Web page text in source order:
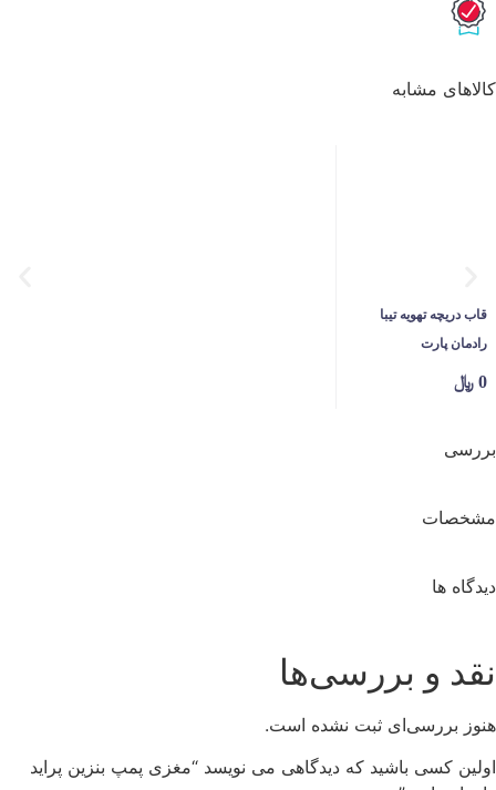
کالاهای مشابه
0 ﷼
قاب دریچه تهویه تیبا
رادمان پارت
بررسی
مشخصات
دیدگاه ها
نقد و بررسی‌ها
هنوز بررسی‌ای ثبت نشده است.
اولین کسی باشید که دیدگاهی می نویسد “مغزی پمپ بنزین پراید